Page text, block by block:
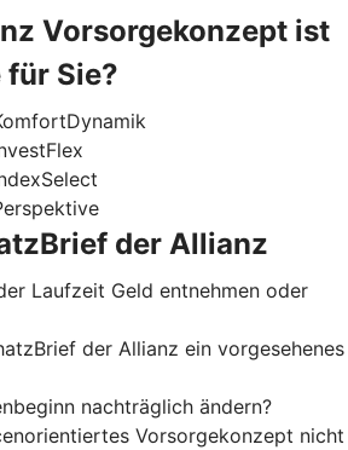
Vorsorgekonzept ist
für Sie?
der Allianz
Laufzeit Geld entnehmen oder
der Allianz ein vorgesehenes
nachträglich ändern?
Vorsorgekonzept nicht